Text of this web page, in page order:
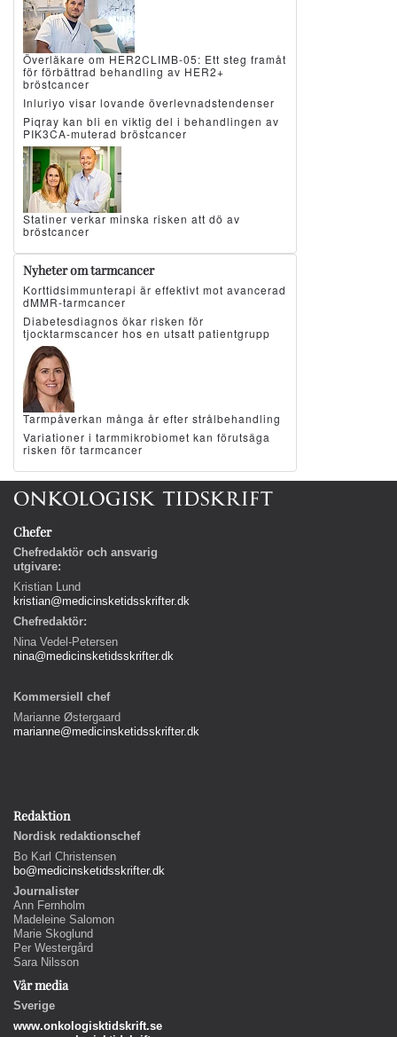
Överläkare om HER2CLIMB-05: Ett steg framåt
för förbättrad behandling av HER2+
bröstcancer
Inluriyo visar lovande överlevnadstendenser
Piqray kan bli en viktig del i behandlingen av
PIK3CA-muterad bröstcancer
Statiner verkar minska risken att dö av
bröstcancer
Nyheter om tarmcancer
Korttidsimmunterapi är effektivt mot avancerad
dMMR-tarmcancer
Diabetesdiagnos ökar risken för
tjocktarmscancer hos en utsatt patientgrupp
Tarmpåverkan många år efter strålbehandling
Variationer i tarmmikrobiomet kan förutsäga
risken för tarmcancer
Chefer
Chefredaktör och ansvarig
utgivare:
Kristian Lund
kristian@medicinsketidsskrifter.dk
Chefredaktör:
Nina Vedel-Petersen
nina@medicinsketidsskrifter.dk
Kommersiell chef
Marianne Østergaard
marianne@medicinsketidsskrifter.dk
Redaktion
Nordisk redaktionschef
Bo Karl Christensen
bo@medicinsketidsskrifter.dk
Journalister
Ann Fernholm
Madeleine Salomon
Marie Skoglund
Per Westergård
Sara Nilsson
Vår media
Sverige
www.onkologisktidskrift.se